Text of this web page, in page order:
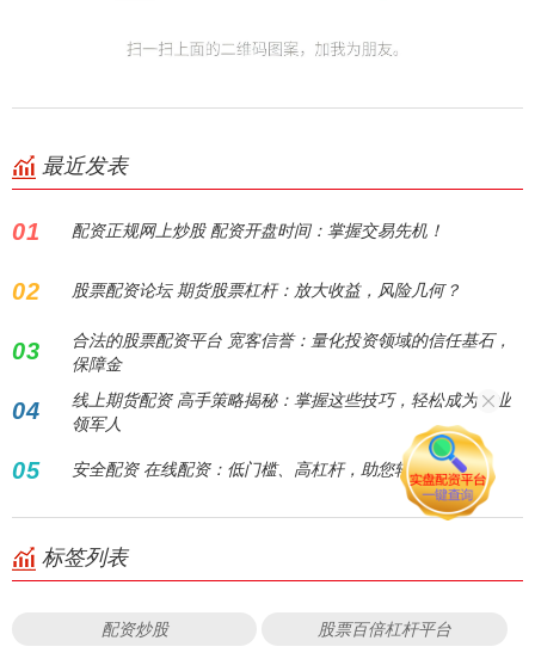
最近发表
01 配资正规网上炒股 配资开盘时间：掌握交易先机！
02 股票配资论坛 期货股票杠杆：放大收益，风险几何？
03
合法的股票配资平台 宽客信誉：量化投资领域的信任基石，
保障金
04
线上期货配资 高手策略揭秘：掌握这些技巧，轻松成为行业
领军人
05 安全配资 在线配资：低门槛、高杠杆，助您轻松炒股！
标签列表
配资炒股 股票百倍杠杆平台